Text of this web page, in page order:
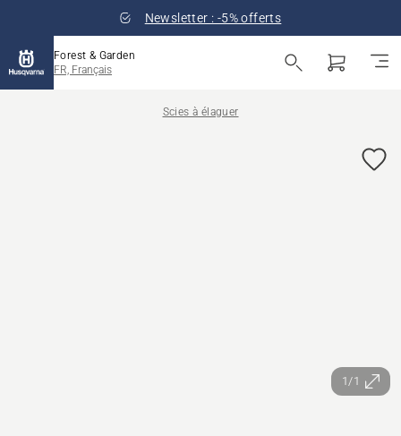
Newsletter : -5% offerts
Forest & Garden
FR, Français
Scies à élaguer
1/1